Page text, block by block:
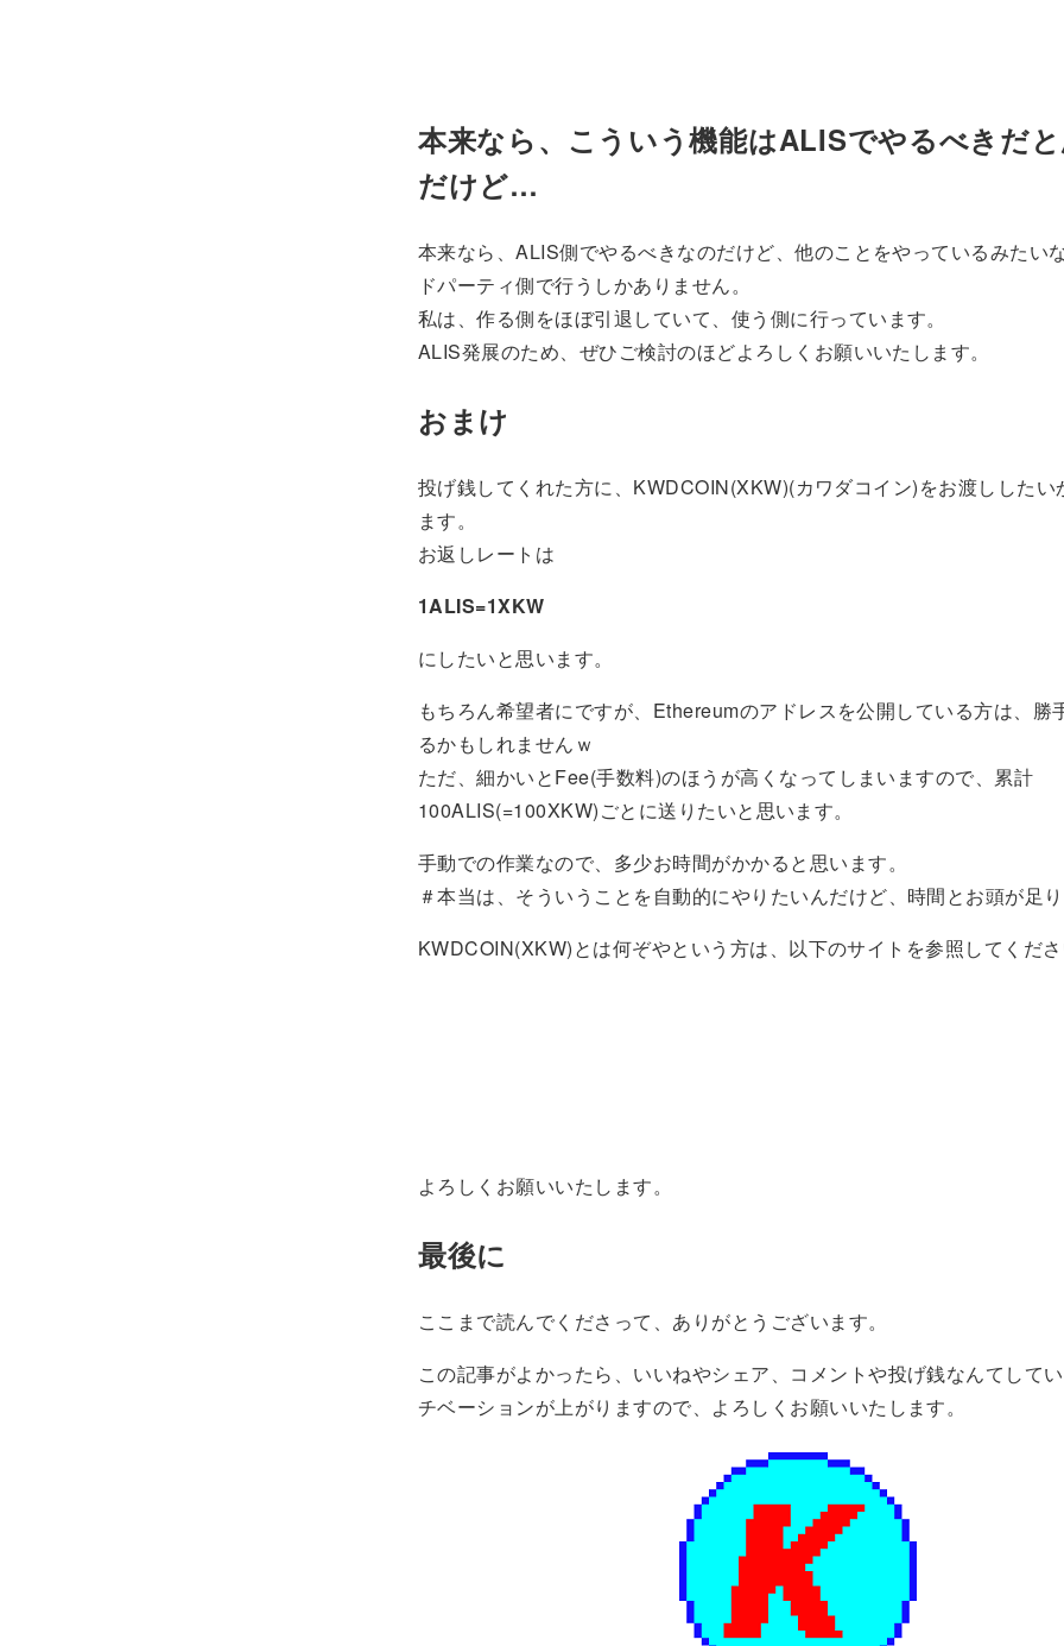
本来なら、こういう機能はALISでやるべきだ
だけど…
本来なら、ALIS側でやるべきなのだけど、他のことをやっているみたい
ドパーティ側で行うしかありません。
私は、作る側をほぼ引退していて、使う側に行っています。
ALIS発展のため、ぜひご検討のほどよろしくお願いいたします。
おまけ
投げ銭してくれた方に、KWDCOIN(XKW)(カワダコイン)をお渡ししたい
ます。
お返しレートは
1ALIS=1XKW
にしたいと思います。
もちろん希望者にですが、Ethereumのアドレスを公開している方は、勝
るかもしれませんｗ
ただ、細かいとFee(手数料)のほうが高くなってしまいますので、累計
100ALIS(=100XKW)ごとに送りたいと思います。
手動での作業なので、多少お時間がかかると思います。
＃本当は、そういうことを自動的にやりたいんだけど、時間とお頭が足
KWDCOIN(XKW)とは何ぞやという方は、以下のサイトを参照してくださ
よろしくお願いいたします。
最後に
ここまで読んでくださって、ありがとうございます。
この記事がよかったら、いいねやシェア、コメントや投げ銭なんてして
チベーションが上がりますので、よろしくお願いいたします。